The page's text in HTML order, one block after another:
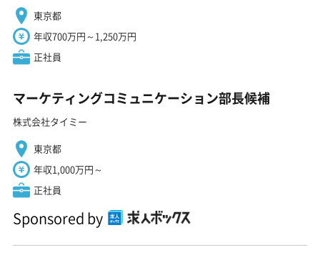
東京都
年収700万円～1,250万円
正社員
マーケティングコミュニケーション部長候補
株式会社タイミー
東京都
年収1,000万円～
正社員
Sponsored by